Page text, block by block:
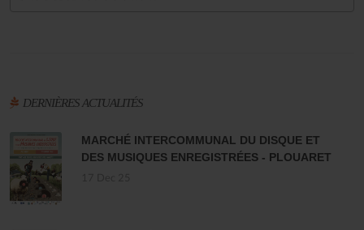
DERNIÈRES ACTUALITÉS
MARCHÉ INTERCOMMUNAL DU DISQUE ET
DES MUSIQUES ENREGISTRÉES - PLOUARET